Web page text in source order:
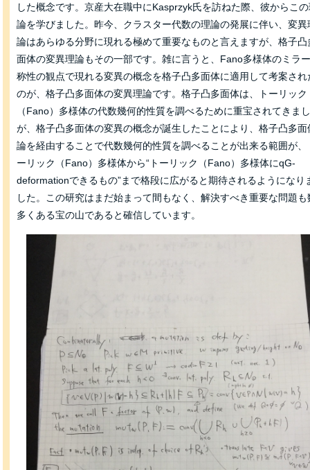
した概念です。京産大在職中にKasprzyk氏を訪ねた際、彼からこ
論を学びました。昨今、クラスター代数の理論の発展に伴い、変異
論はあらゆる分野に現れる極めて重要なものと言えますが、格子凸
面体の変異理論もその一部です。雑に言うと、Fano多様体のミラ
称性の観点で現れる変異の概念を格子凸多面体に適用して考案され
のが、格子凸多面体の変異理論です。格子凸多面体は、トーリック
（Fano）多様体の代数幾何的性質を調べるために重宝されてきま
が、格子凸多面体の変異の概念が誕生したことにより、格子凸多面
論を経由することで代数幾何的性質を調べることが出来る範囲が、
ーリック（Fano）多様体から“トーリック（Fano）多様体にqG-
deformationできるもの”まで格段に広がると期待されるようになり
した。この研究はまだ始まって間もなく、解決すべき重要な問題も
多くある宝の山であると確信しています。